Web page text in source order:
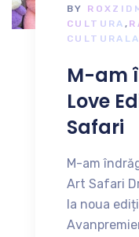
BY
CULTURA ,
CULTURALA
M-am
Love
Safari
M-am
Art Safari
la noua